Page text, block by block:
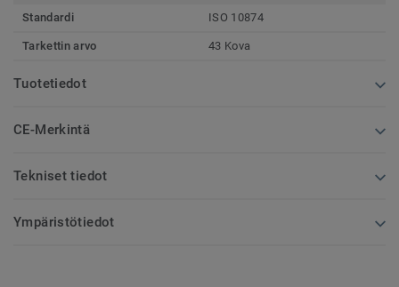
Standardi
ISO 10874
Tarkettin arvo 43 Kova
Tuotetiedot
CE-Merkintä
Tekniset tiedot
Ympäristötiedot